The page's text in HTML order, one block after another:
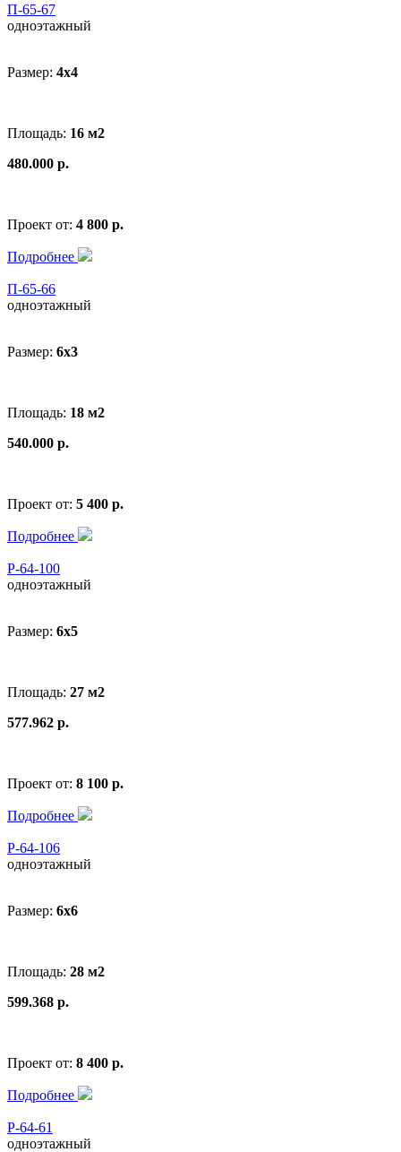
П-65-67
одноэтажный
Размер: 4x4
Площадь: 16 м2
480.000 р.
Проект от: 4 800 р.
Подробнее
П-65-66
одноэтажный
Размер: 6x3
Площадь: 18 м2
540.000 р.
Проект от: 5 400 р.
Подробнее
Р-64-100
одноэтажный
Размер: 6x5
Площадь: 27 м2
577.962 р.
Проект от: 8 100 р.
Подробнее
Р-64-106
одноэтажный
Размер: 6x6
Площадь: 28 м2
599.368 р.
Проект от: 8 400 р.
Подробнее
Р-64-61
одноэтажный